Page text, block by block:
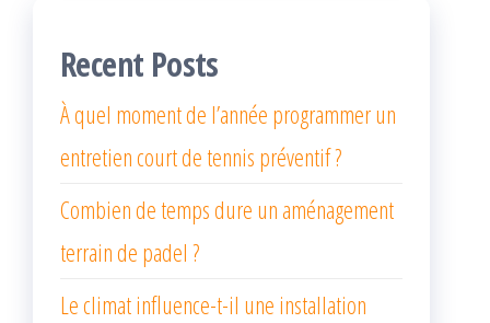
Recent Posts
À quel moment de l’année programmer un
entretien court de tennis préventif ?
Combien de temps dure un aménagement
terrain de padel ?
Le climat influence-t-il une installation